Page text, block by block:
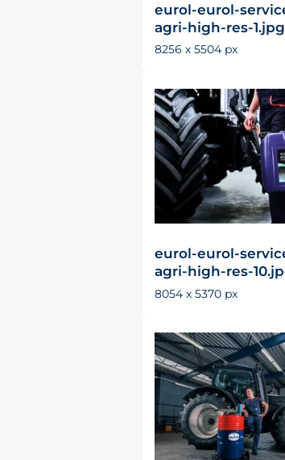
eurol-eurol-
agri-high-res-1.jpg
8256 x 5504 px
eurol-eurol-
agri-high-res-
8054 x 5370 px